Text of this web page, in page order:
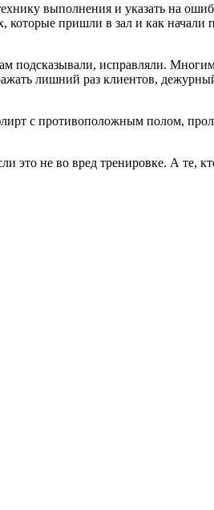
выполнения и указать на
которые пришли в зал и как начали
подсказывали, исправляли.
лишний раз клиентов,
с противоположным полом,
это не во вред тренировке. А те,